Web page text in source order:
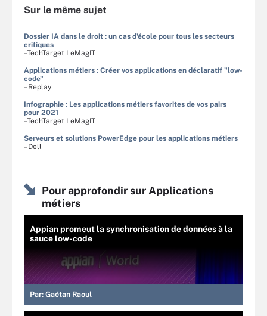
Sur le même sujet
Dossier IA dans le droit : un cas d'école pour tous les secteurs
critiques
–TechTarget LeMagIT
Applications métiers : Créer vos applications en déclaratif "low-
code"
–Replay
Infographie : Les applications métiers favorites de vos pairs
pour 2021
–TechTarget LeMagIT
Serveurs et solutions PowerEdge pour les applications métiers
–Dell
Pour approfondir sur Applications
métiers
Appian promeut la synchronisation de données à la
sauce low-code
Par: Gaétan Raoul